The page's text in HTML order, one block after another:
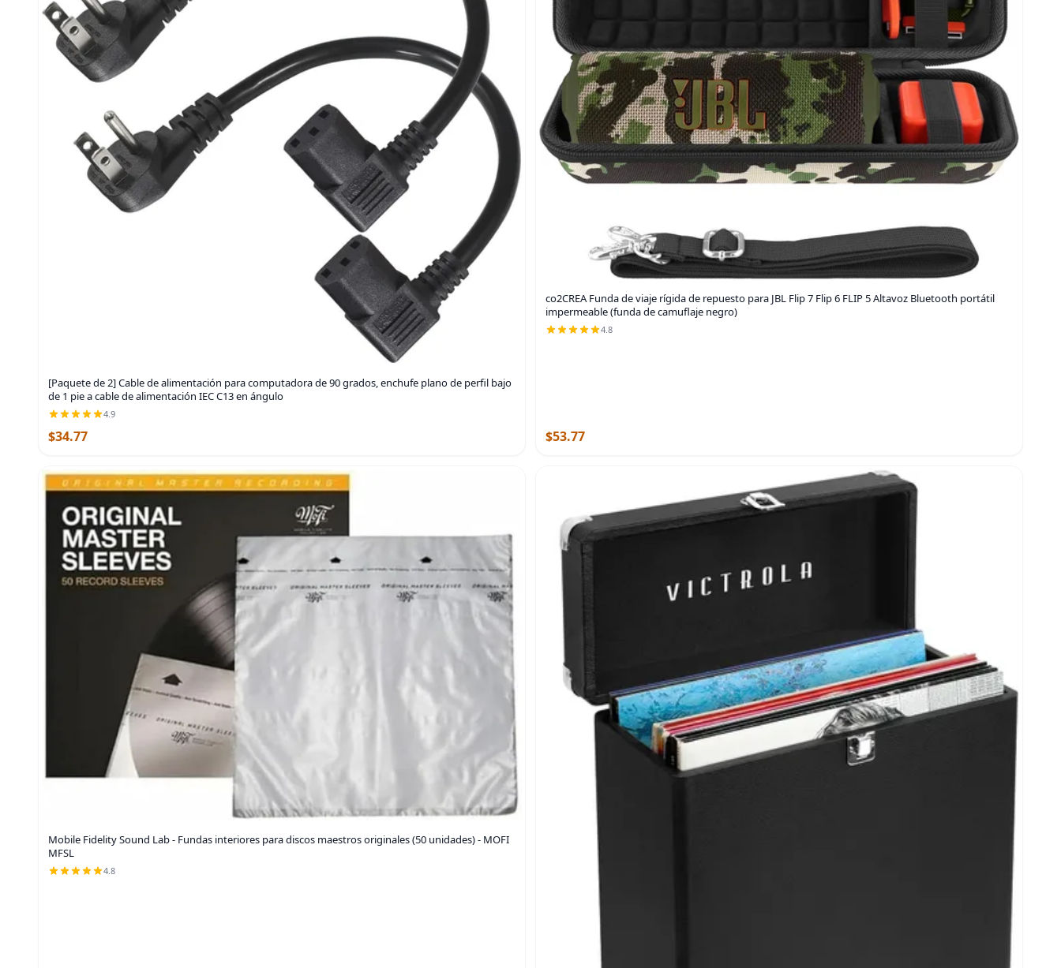
[Paquete de 2] Cable de alimentación para computadora de 90 grados, enchufe plano de perfil bajo
de 1 pie a cable de alimentación IEC C13 en ángulo
4.9
$34.77
co2CREA Funda de viaje rígida de repuesto para JBL Flip 7 Flip 6 FLIP 5 Altavoz Bluetooth portátil
impermeable (funda de camuflaje negro)
4.8
$53.77
Mobile Fidelity Sound Lab - Fundas interiores para discos maestros originales (50 unidades) - MOFI
MFSL
4.8